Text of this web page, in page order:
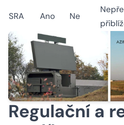
SRA Ano Ne
Regulační a